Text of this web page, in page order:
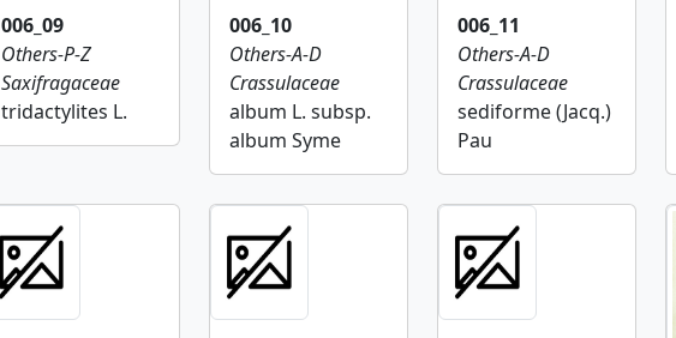
006_09
Others-P-Z
Saxifragaceae
tridactylites L.
006_10
Others-A-D
Crassulaceae
album L. subsp.
album Syme
006_11
Others-A-D
Crassulaceae
sediforme (Jacq.)
Pau